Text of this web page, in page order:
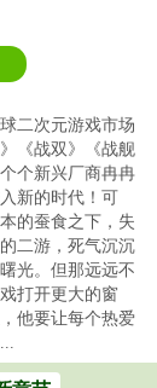
二次元游戏市场
《战双》《战舰
个新兴厂商冉冉
新的时代！可
的蚕食之下，失
二游，死气沉沉
光。但那远远不
打开更大的窗
他要让每个热爱